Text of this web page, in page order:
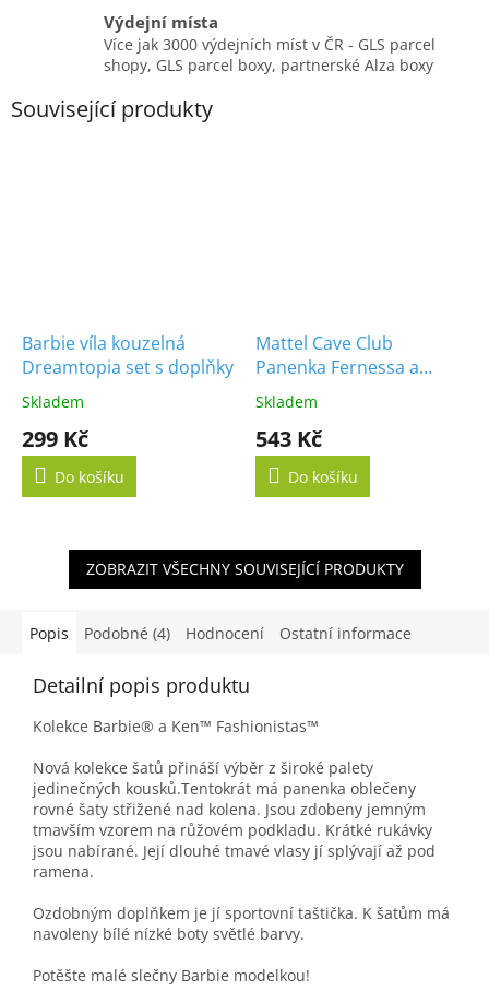
Výdejní místa
Více jak 3000 výdejních míst v ČR - GLS parcel
shopy, GLS parcel boxy, partnerské Alza boxy
Související produkty
Barbie víla kouzelná
Dreamtopia set s doplňky
Skladem
299 Kč
Do košíku
Mattel Cave Club
Panenka Fernessa a
Furrah
Skladem
543 Kč
Do košíku
ZOBRAZIT VŠECHNY SOUVISEJÍCÍ PRODUKTY
Popis Podobné (4) Hodnocení Ostatní informace
Detailní popis produktu
Kolekce Barbie® a Ken™ Fashionistas™
Nová kolekce šatů přináší výběr z široké palety
jedinečných kousků.Tentokrát má panenka oblečeny
rovné šaty střižené nad kolena. Jsou zdobeny jemným
tmavším vzorem na růžovém podkladu. Krátké rukávky
jsou nabírané. Její dlouhé tmavé vlasy jí splývají až pod
ramena.
Ozdobným doplňkem je jí sportovní taštička. K šatům má
navoleny bílé nízké boty světlé barvy.
Potěšte malé slečny Barbie modelkou!